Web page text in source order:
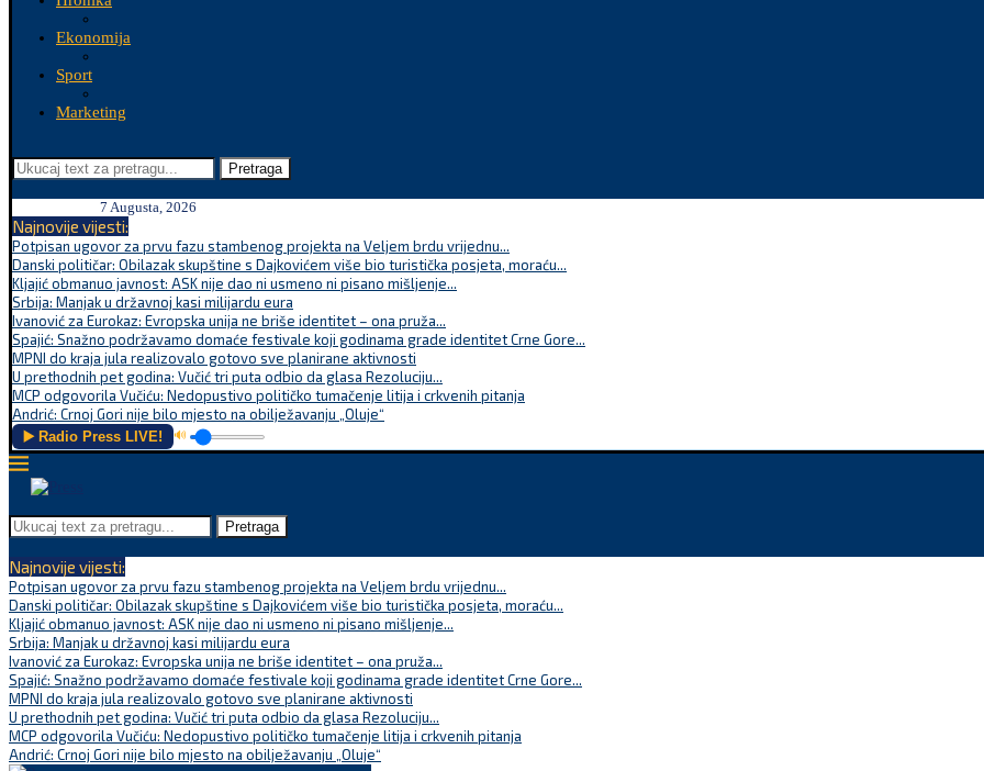
Ekonomija
Sport
Marketing
Pretraga
7 Augusta, 2026
Najnovije vijesti:
Potpisan ugovor za prvu fazu stambenog projekta na Veljem brdu vrijednu...
Danski političar: Obilazak skupštine s Dajkovićem više bio turistička posjeta, moraću...
Kljajić obmanuo javnost: ASK nije dao ni usmeno ni pisano mišljenje...
Srbija: Manjak u državnoj kasi milijardu eura
Ivanović za Eurokaz: Evropska unija ne briše identitet – ona pruža...
Spajić: Snažno podržavamo domaće festivale koji godinama grade identitet Crne Gore...
MPNI do kraja jula realizovalo gotovo sve planirane aktivnosti
U prethodnih pet godina: Vučić tri puta odbio da glasa Rezoluciju...
MCP odgovorila Vučiću: Nedopustivo političko tumačenje litija i crkvenih pitanja
Andrić: Crnoj Gori nije bilo mjesto na obilježavanju „Oluje“
▶️ Radio Press LIVE! 🔊
Pretraga
Najnovije vijesti:
Potpisan ugovor za prvu fazu stambenog projekta na Veljem brdu vrijednu...
Danski političar: Obilazak skupštine s Dajkovićem više bio turistička posjeta, moraću...
Kljajić obmanuo javnost: ASK nije dao ni usmeno ni pisano mišljenje...
Srbija: Manjak u državnoj kasi milijardu eura
Ivanović za Eurokaz: Evropska unija ne briše identitet – ona pruža...
Spajić: Snažno podržavamo domaće festivale koji godinama grade identitet Crne Gore...
MPNI do kraja jula realizovalo gotovo sve planirane aktivnosti
U prethodnih pet godina: Vučić tri puta odbio da glasa Rezoluciju...
MCP odgovorila Vučiću: Nedopustivo političko tumačenje litija i crkvenih pitanja
Andrić: Crnoj Gori nije bilo mjesto na obilježavanju „Oluje“